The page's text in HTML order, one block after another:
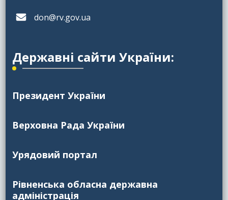
don@rv.gov.ua
Державні сайти України:
Президент України
Верховна Рада України
Урядовий портал
Рівненська обласна державна
адміністрація